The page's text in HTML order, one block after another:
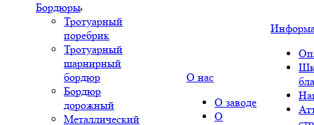
Бордюры
Тротуарный
поребрик
Тротуарный
шарнирный
бордюр
Бордюр
дорожный
Металлический
О нас
О заводе
О